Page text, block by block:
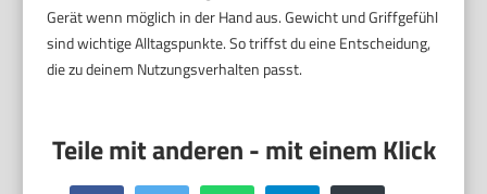
Gerät wenn möglich in der Hand aus. Gewicht und Griffgefühl
sind wichtige Alltagspunkte. So triffst du eine Entscheidung,
die zu deinem Nutzungsverhalten passt.